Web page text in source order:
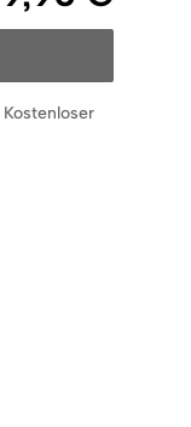
Kostenloser